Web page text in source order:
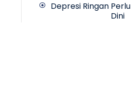
Depresi Ringan
Dini